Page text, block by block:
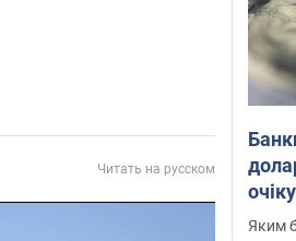
Читать на русском
Яким